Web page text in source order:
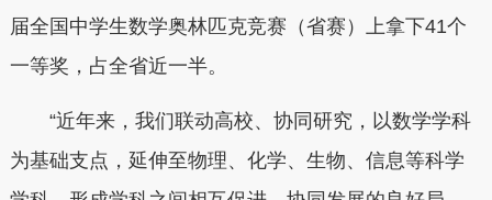
届全国中学生数学奥林匹克竞赛（省赛）上拿下41个
一等奖，占全省近一半。
“近年来，我们联动高校、协同研究，以数学学科
为基础支点，延伸至物理、化学、生物、信息等科学